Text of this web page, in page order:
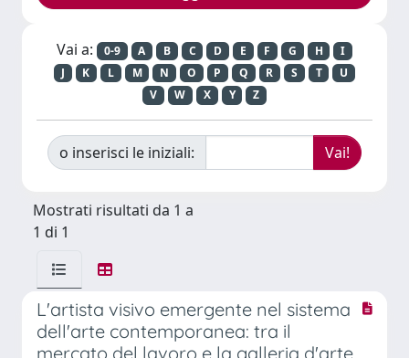
Vai a: 0-9 A B C D E F G H
I
J
K L M N O P Q R S T
U
V
W X Y Z
o inserisci le iniziali:
Mostrati risultati da 1 a
1 di 1
L'artista visivo emergente nel sistema
dell'arte contemporanea: tra il
mercato del lavoro e la galleria d'arte